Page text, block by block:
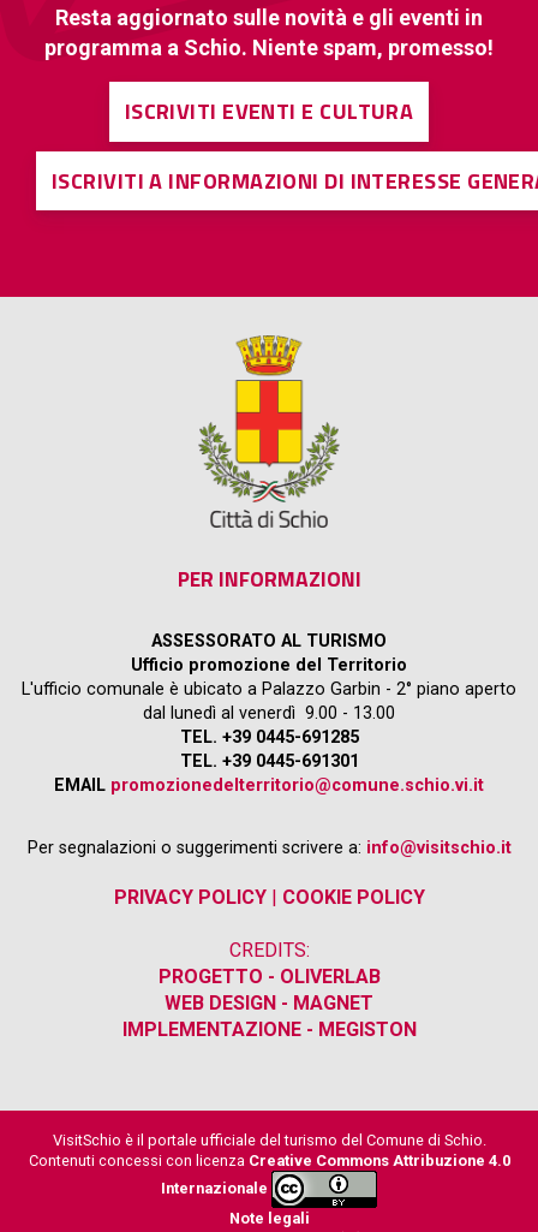
Resta aggiornato sulle novità e gli eventi in
programma a Schio. Niente spam, promesso!
ISCRIVITI EVENTI E CULTURA
ISCRIVITI A INFORMAZIONI DI INTERESSE
PER INFORMAZIONI
ASSESSORATO AL TURISMO
Ufficio promozione del Territorio
L'ufficio comunale è ubicato a Palazzo Garbin - 2° piano aperto
dal lunedì al venerdì 9.00 - 13.00
TEL. +39 0445-691285
TEL. +39 0445-691301
EMAIL promozionedelterritorio@comune.schio.vi.it
Per segnalazioni o suggerimenti scrivere a: info@visitschio.it
PRIVACY POLICY| COOKIE POLICY
CREDITS:
PROGETTO - OLIVERLAB
WEB DESIGN - MAGNET
IMPLEMENTAZIONE - MEGISTON
VisitSchio è il portale ufficiale del turismo del Comune di Schio.
Contenuti concessi con licenza Creative Commons Attribuzione 4.0
Internazionale
Note legali